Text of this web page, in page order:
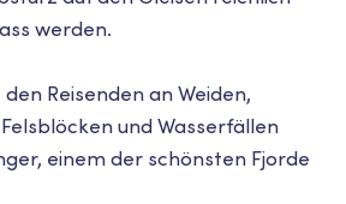
werden.
Reisenden an Weiden,
und Wasserfällen
einem der schönsten Fjorde